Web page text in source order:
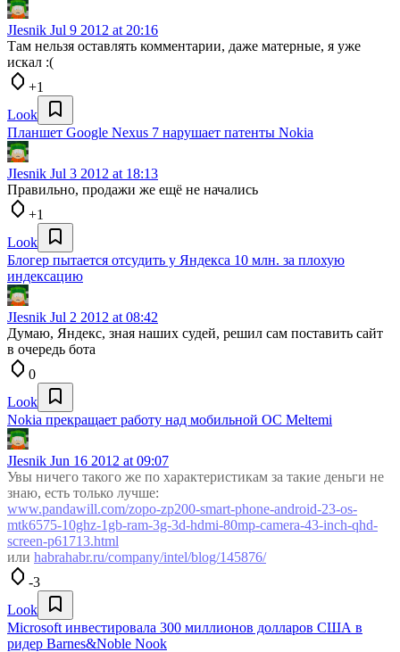
JIesnik Jul 9 2012 at 20:16
Там нельзя оставлять комментарии, даже матерные, я уже
искал :(
+1
Look
Планшет Google Nexus 7 нарушает патенты Nokia
JIesnik Jul 3 2012 at 18:13
Правильно, продажи же ещё не начались
+1
Look
Блогер пытается отсудить у Яндекса 10 млн. за плохую
индексацию
JIesnik Jul 2 2012 at 08:42
Думаю, Яндекс, зная наших судей, решил сам поставить сайт
в очередь бота
0
Look
Nokia прекращает работу над мобильной ОС Meltemi
JIesnik Jun 16 2012 at 09:07
Увы ничего такого же по характеристикам за такие деньги не
знаю, есть только лучше:
www.pandawill.com/zopo-zp200-smart-phone-android-23-os-
mtk6575-10ghz-1gb-ram-3g-3d-hdmi-80mp-camera-43-inch-qhd-
screen-p61713.html
или habrahabr.ru/company/intel/blog/145876/
-3
Look
Microsoft инвестировала 300 миллионов долларов США в
ридер Barnes&Noble Nook